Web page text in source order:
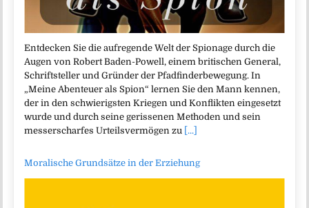
Entdecken Sie die aufregende Welt der Spionage durch die
Augen von Robert Baden-Powell, einem britischen General,
Schriftsteller und Gründer der Pfadfinderbewegung. In
„Meine Abenteuer als Spion“ lernen Sie den Mann kennen,
der in den schwierigsten Kriegen und Konflikten eingesetzt
wurde und durch seine gerissenen Methoden und sein
messerscharfes Urteilsvermögen zu [...]
Moralische Grundsätze in der Erziehung